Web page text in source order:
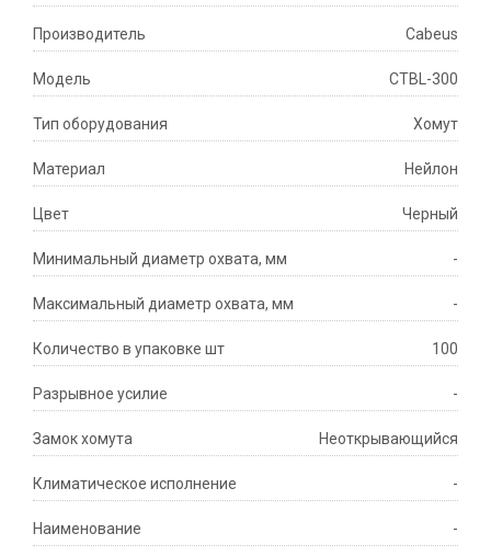
Производитель Cabeus
Модeль CTBL-300
Тип оборудования Хомут
Материал Нейлон
Цвет Черный
Минимальный диаметр охвата, мм -
Максимальный диаметр охвата, мм -
Количество в упаковке шт 100
Разрывное усилие -
Замок хомута Неоткрывающийся
Климатическое исполнение -
Наименование -